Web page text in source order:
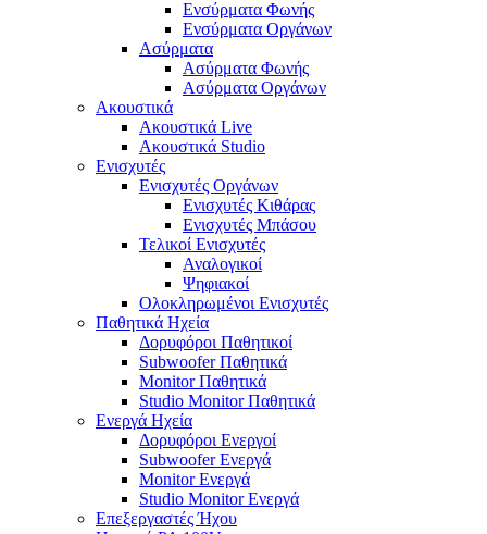
Ενσύρματα Φωνής
Ενσύρματα Οργάνων
Ασύρματα
Ασύρματα Φωνής
Ασύρματα Οργάνων
Ακουστικά
Ακουστικά Live
Ακουστικά Studio
Ενισχυτές
Ενισχυτές Οργάνων
Ενισχυτές Κιθάρας
Ενισχυτές Μπάσου
Τελικοί Ενισχυτές
Αναλογικοί
Ψηφιακοί
Ολοκληρωμένοι Ενισχυτές
Παθητικά Ηχεία
Δορυφόροι Παθητικοί
Subwoofer Παθητικά
Monitor Παθητικά
Studio Monitor Παθητικά
Ενεργά Ηχεία
Δορυφόροι Ενεργοί
Subwoofer Ενεργά
Monitor Ενεργά
Studio Monitor Ενεργά
Επεξεργαστές Ήχου